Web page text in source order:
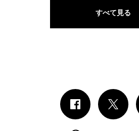
すべて見る